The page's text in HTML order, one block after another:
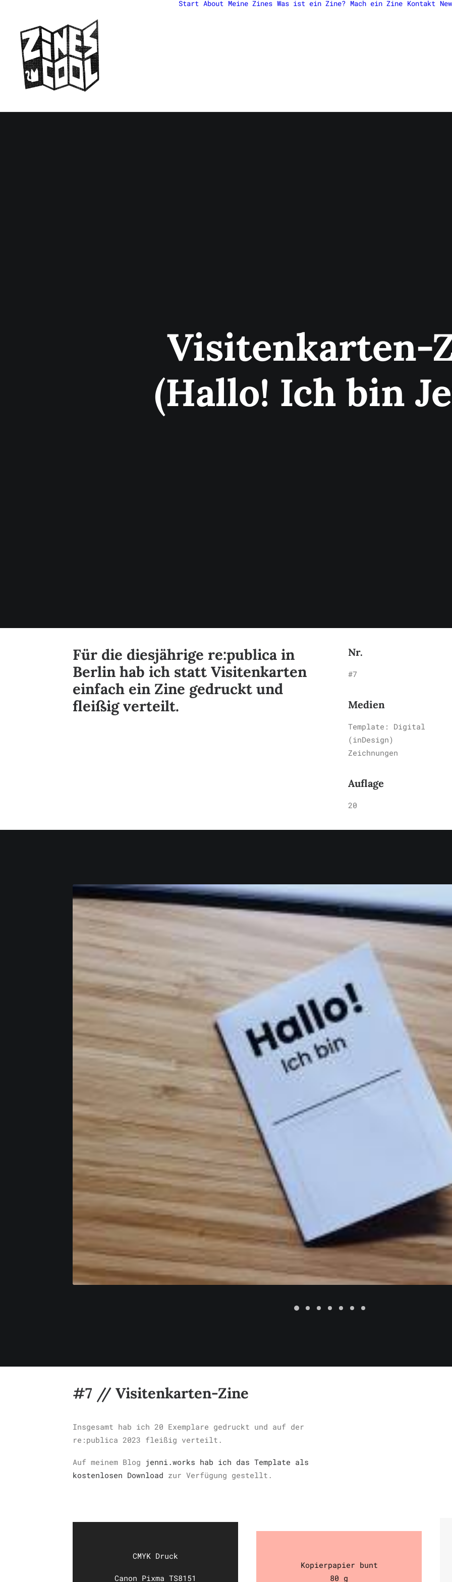
Start About Meine Zines Was ist ein Zine? Mach ein Zine Kontakt
Visitenkarten-
(Hallo! Ich bin
Für die diesjährige re:publica in
Berlin hab ich statt Visitenkarten
einfach ein Zine gedruckt und
fleißig verteilt.
Nr.
#7
Medien
Template: Digital
(inDesign)
Zeichnungen
Auflage
20
#7 // Visitenkarten-Zine
Insgesamt hab ich 20 Exemplare gedruckt und auf der
re:publica 2023 fleißig verteilt.
Auf meinem Blog jenni.works hab ich das Template als
kostenlosen Download zur Verfügung gestellt.
CMYK Druck
Canon Pixma TS8151
Kopierpapier bunt
80 g